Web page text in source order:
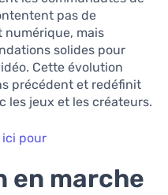
pas de
mais
solides pour
Cette évolution
précédent et redéfinit
les jeux et les créateurs.
ici pour
en marche